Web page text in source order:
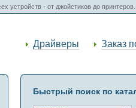
устройств - от джойстиков до
Драйверы Заказ
Быстрый поиск по